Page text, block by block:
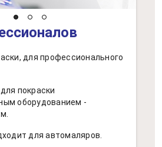
для профессионального
покраски
оборудованием -
для автомаляров.